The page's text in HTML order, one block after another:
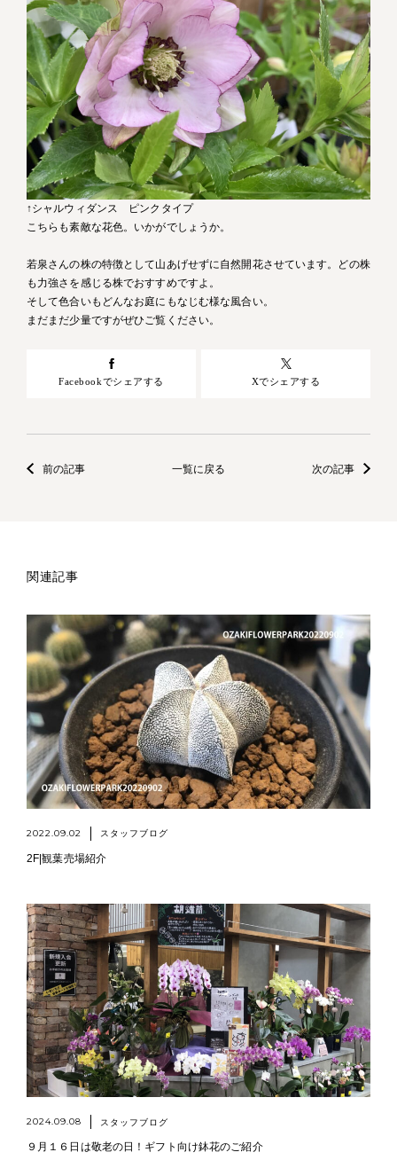
↑シャルウィダンス ピンクタイプ
こちらも素敵な花色。いかがでしょうか。
若泉さんの株の特徴として山あげせずに自然開花させています。どの株
も力強さを感じる株でおすすめですよ。
そして色合いもどんなお庭にもなじむ様な風合い。
まだまだ少量ですがぜひご覧ください。
Facebookでシェアする Xでシェアする
前の記事 一覧に戻る 次の記事
関連記事
2022.09.02 スタッフブログ
2F|観葉売場紹介
2024.09.08 スタッフブログ
９月１６日は敬老の日！ギフト向け鉢花のご紹介